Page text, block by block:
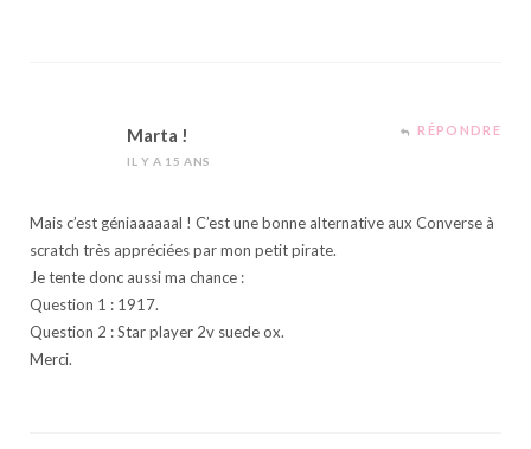
Marta !
IL Y A 15 ANS
RÉPONDRE
Mais c’est géniaaaaaal ! C’est une bonne alternative aux Converse à
scratch très appréciées par mon petit pirate.
Je tente donc aussi ma chance :
Question 1 : 1917.
Question 2 : Star player 2v suede ox.
Merci.